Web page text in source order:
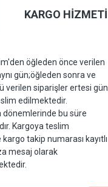
KARGO HİZMETİ
öğleden önce verilen
gün;öğleden sonra ve
verilen siparişler ertesi gün
edilmektedir.
dönemlerinde bu süre
Kargoya teslim
takip numarası kayıtlı
mesaj olarak